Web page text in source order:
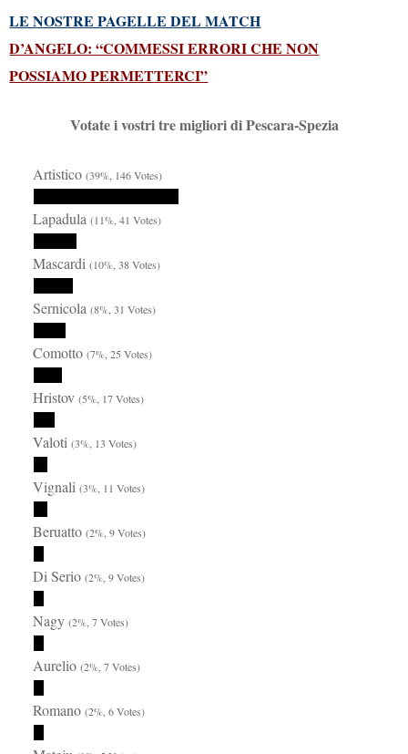
LE NOSTRE PAGELLE DEL MATCH
D’ANGELO: “COMMESSI ERRORI CHE NON
POSSIAMO PERMETTERCI”
Votate i vostri tre migliori di Pescara-Spezia
Artistico(39%, 146 Votes)
Lapadula(11%, 41 Votes)
Mascardi(10%, 38 Votes)
Sernicola(8%, 31 Votes)
Comotto(7%, 25 Votes)
Hristov(5%, 17 Votes)
Valoti(3%, 13 Votes)
Vignali(3%, 11 Votes)
Beruatto(2%, 9 Votes)
Di Serio(2%, 9 Votes)
Nagy(2%, 7 Votes)
Aurelio(2%, 7 Votes)
Romano(2%, 6 Votes)